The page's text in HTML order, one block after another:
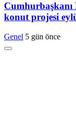
konut projesi
Genel 5 gün önce